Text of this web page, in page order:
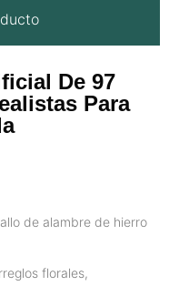
De 97
Para
de alambre de hierro
florales,